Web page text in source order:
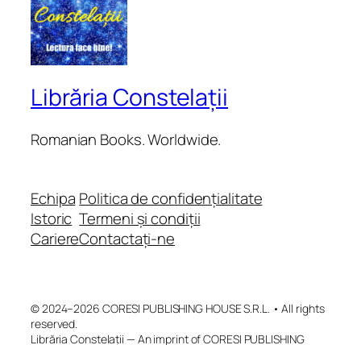
Librăria Constelații
Romanian Books. Worldwide.
Echipa
Istoric
Cariere
Politica de confidențialitate
Termeni și condiții
Contactați-ne
© 2024–2026 CORESI PUBLISHING HOUSE S.R.L. • All rights
reserved.
Librăria Constelații — An imprint of CORESI PUBLISHING